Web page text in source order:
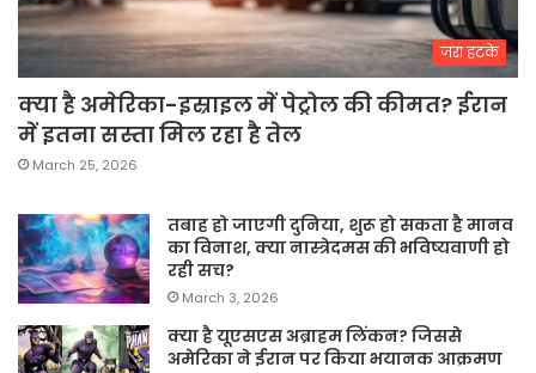
जरा हटके
क्या है अमेरिका-इस्राइल में पेट्रोल की कीमत? ईरान
में इतना सस्ता मिल रहा है तेल
March 25, 2026
तबाह हो जाएगी दुनिया, शुरू हो सकता है मानव
का विनाश, क्या नास्त्रेदमस की भविष्यवाणी हो
रही सच?
March 3, 2026
क्या है यूएसएस अब्राहम लिंकन? जिससे
अमेरिका ने ईरान पर किया भयानक आक्रमण